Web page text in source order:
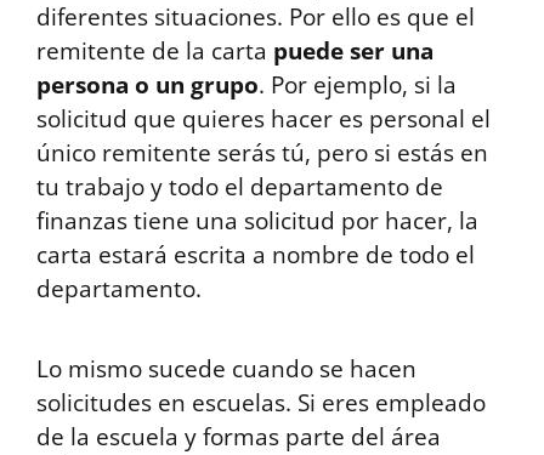
diferentes situaciones. Por ello es que el
remitente de la carta puede ser una
persona o un grupo. Por ejemplo, si la
solicitud que quieres hacer es personal el
único remitente serás tú, pero si estás en
tu trabajo y todo el departamento de
finanzas tiene una solicitud por hacer, la
carta estará escrita a nombre de todo el
departamento.
Lo mismo sucede cuando se hacen
solicitudes en escuelas. Si eres empleado
de la escuela y formas parte del área